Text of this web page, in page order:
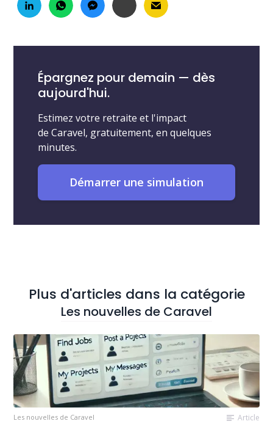
Épargnez pour demain — dès
aujourd'hui.
Estimez votre retraite et l'impact
de Caravel, gratuitement, en quelques
minutes.
Démarrer une simulation
Plus d'articles dans la catégorie
Les nouvelles de Caravel
Les nouvelles de Caravel Article